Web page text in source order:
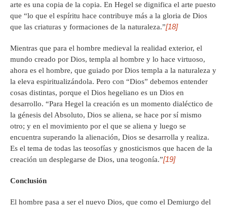
arte es una copia de la copia. En Hegel se dignifica el arte puesto
que “lo que el espíritu hace contribuye más a la gloria de Dios
que las criaturas y formaciones de la naturaleza.”[18]
Mientras que para el hombre medieval la realidad exterior, el
mundo creado por Dios, templa al hombre y lo hace virtuoso,
ahora es el hombre, que guiado por Dios templa a la naturaleza y
la eleva espiritualizándola. Pero con “Dios” debemos entender
cosas distintas, porque el Dios hegeliano es un Dios en
desarrollo. “Para Hegel la creación es un momento dialéctico de
la génesis del Absoluto, Dios se aliena, se hace por sí mismo
otro; y en el movimiento por el que se aliena y luego se
encuentra superando la alienación, Dios se desarrolla y realiza.
Es el tema de todas las teosofías y gnosticismos que hacen de la
creación un desplegarse de Dios, una teogonía.”[19]
Conclusión
El hombre pasa a ser el nuevo Dios, que como el Demiurgo del